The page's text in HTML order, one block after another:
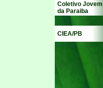
Coletivo Jovem
da Paraiba
CIEA/PB